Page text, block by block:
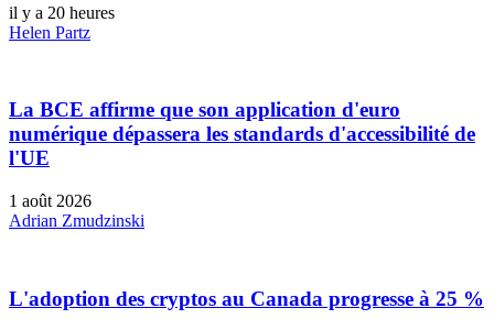
il y a 20 heures
Helen Partz
La BCE affirme que son application d'euro
numérique dépassera les standards d'accessibilité de
l'UE
1 août 2026
Adrian Zmudzinski
L'adoption des cryptos au Canada progresse à 25 %